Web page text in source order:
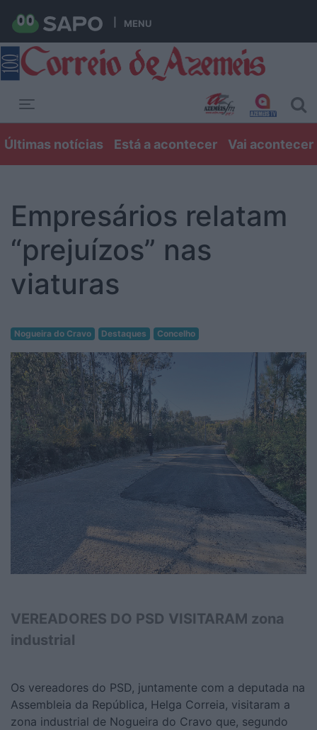
MENU
Últimas notícias Está a acontecer Vai acontecer
Empresários relatam
“prejuízos” nas
viaturas
Nogueira do Cravo Destaques Concelho
VEREADORES DO PSD VISITARAM zona
industrial
Os vereadores do PSD, juntamente com a deputada na
Assembleia da República, Helga Correia, visitaram a
zona industrial de Nogueira do Cravo que, segundo